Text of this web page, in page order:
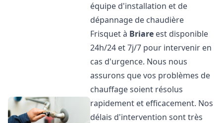
équipe d'installation et de
dépannage de chaudière
Frisquet à Briare est disponible
24h/24 et 7j/7 pour intervenir en
cas d'urgence. Nous nous
assurons que vos problèmes de
chauffage soient résolus
rapidement et efficacement. Nos
délais d'intervention sont très